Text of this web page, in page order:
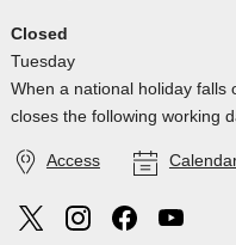
Closed
Tuesday
When a national holiday falls
closes the following working
Access